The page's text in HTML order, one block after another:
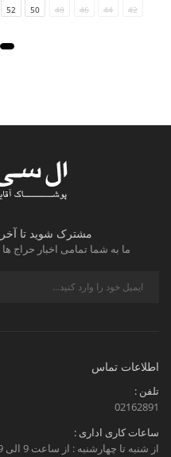
42
44
46
48
50
52
مشترک شوید تا
ما به شما تمامی اخبار حراج
اطلاعات تماس
تلفن :
02162891
ساعات کاری اداری :
از شنبه تا چهارشنبه : از ساعت 9 الی 19